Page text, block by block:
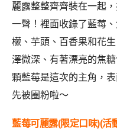
麗露整整齊齊裝在一起
一聲！裡面收錄了藍莓
檬、芋頭、百香果和花
澤微深、有著漂亮的焦
顆藍莓是這次的主角，
先被圈粉啦～
藍莓可麗露(限定口味)(活